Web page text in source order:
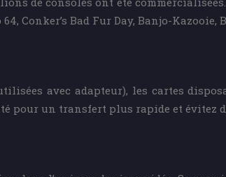
Conker’s Bad Fur Day, Banjo-Kazooie,
avec adapteur), les cartes
pour un transfert plus rapide et évitez